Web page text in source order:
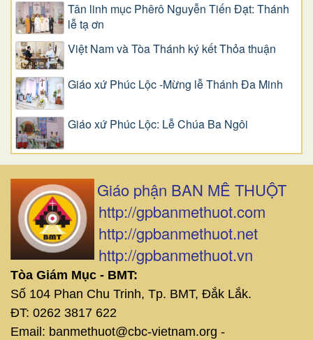
Tân linh mục Phêrô Nguyễn Tiến Đạt: Thánh
lễ tạ ơn
Việt Nam và Tòa Thánh ký kết Thỏa thuận
Giáo xứ Phúc Lộc -Mừng lễ Thánh Đa Minh
Giáo xứ Phúc Lộc: Lễ Chúa Ba Ngôi
Giáo phận BAN MÊ THUỘT
http://gpbanmethuot.com
http://gpbanmethuot.net
http://gpbanmethuot.vn
Tòa Giám Mục - BMT:
Số 104 Phan Chu Trinh, Tp. BMT, Đắk Lắk.
ĐT: 0262 3817 622
Email: banmethuot@cbc-vietnam.org -